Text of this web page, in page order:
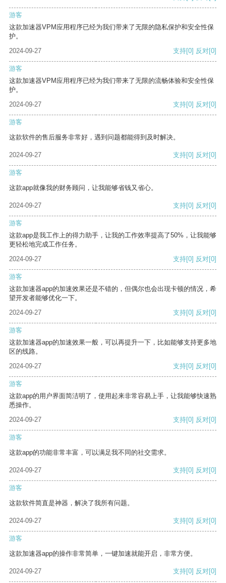
游客
这款加速器VPM应用程序已经为我们带来了无限的隐私保护和安全性保
护。
2024-09-27
支持[0] 反对[0]
游客
这款加速器VPM应用程序已经为我们带来了无限的流畅体验和安全性保
护。
2024-09-27
支持[0] 反对[0]
游客
这款软件的售后服务非常好，遇到问题都能得到及时解决。
2024-09-27 支持[0] 反对[0]
游客
这款app就像我的财务顾问，让我能够省钱又省心。
2024-09-27 支持[0] 反对[0]
游客
这款app是我工作上的得力助手，让我的工作效率提高了50%，让我能够
更轻松地完成工作任务。
2024-09-27
支持[0] 反对[0]
游客
这款加速器app的加速效果还是不错的，但偶尔也会出现卡顿的情况，希
望开发者能够优化一下。
2024-09-27
支持[0] 反对[0]
游客
这款加速器app的加速效果一般，可以再提升一下，比如能够支持更多地
区的线路。
2024-09-27
支持[0] 反对[0]
游客
这款app的用户界面简洁明了，使用起来非常容易上手，让我能够快速熟
悉操作。
2024-09-27
支持[0] 反对[0]
游客
这款app的功能非常丰富，可以满足我不同的社交需求。
2024-09-27 支持[0] 反对[0]
游客
这款软件简直是神器，解决了我所有问题。
2024-09-27 支持[0] 反对[0]
游客
这款加速器app的操作非常简单，一键加速就能开启，非常方便。
2024-09-27 支持[0] 反对[0]